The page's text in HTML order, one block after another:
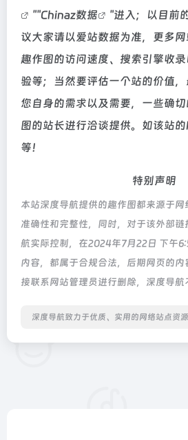
""Chinaz数据
"进入；以目前
议大家请以爱站数据为准，更多网
趣作图的访问速度、搜索引擎收
验等；当然要评估一个站的价值
您自身的需求以及需要，一些确
图的站长进行洽谈提供。如该站
等！
特别声明
本站深度导航提供的趣作图都来源于
准确性和完整性，同时，对于该外部
航实际控制，在2024年7月22日 下午
内容，都属于合规合法，后期网页的
接联系网站管理员进行删除，深度导航
深度导航致力于优质、实用的网络站点资源